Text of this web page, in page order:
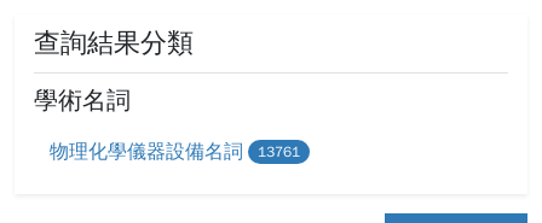
查詢結果分類
學術名詞
物理化學儀器設備名詞 13761